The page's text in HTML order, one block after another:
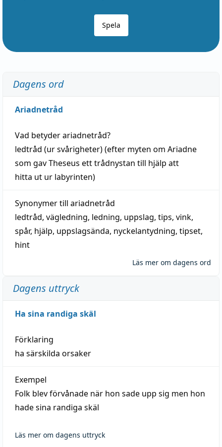
Spela
Dagens ord
Ariadnetråd
Vad betyderariadnetråd?
ledtråd (ur svårigheter) (efter myten om Ariadne
som gav Theseus ett trådnystan till hjälp att
hitta ut ur labyrinten)
Synonymer till ariadnetråd
ledtråd, vägledning, ledning, uppslag, tips, vink,
spår, hjälp, uppslagsända, nyckelantydning, tipset,
hint
Läs mer om dagens ord
Dagens uttryck
Ha sina randiga skäl
Förklaring
ha särskilda orsaker
Exempel
Folk blev förvånade när hon sade upp sig men hon
hade sina randiga skäl
Läs mer om dagens uttryck